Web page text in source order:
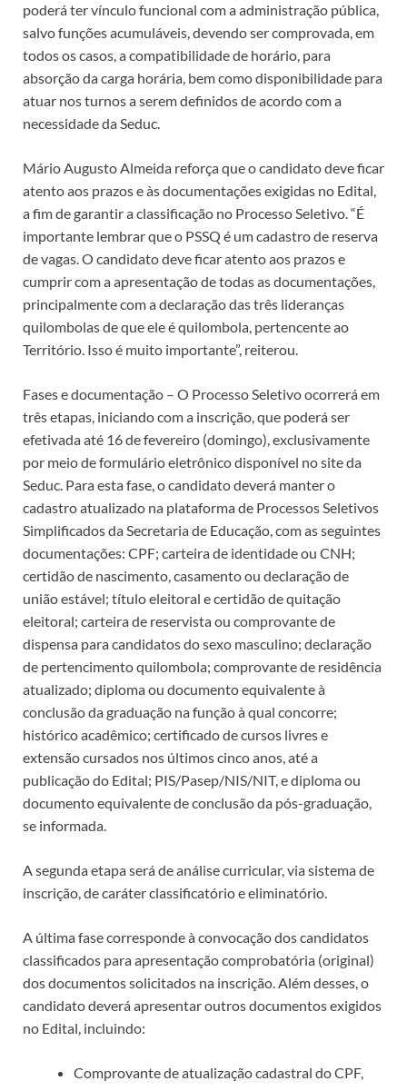
poderá ter vínculo funcional com a administração pública,
salvo funções acumuláveis, devendo ser comprovada, em
todos os casos, a compatibilidade de horário, para
absorção da carga horária, bem como disponibilidade para
atuar nos turnos a serem definidos de acordo com a
necessidade da Seduc.
Mário Augusto Almeida reforça que o candidato deve ficar
atento aos prazos e às documentações exigidas no Edital,
a fim de garantir a classificação no Processo Seletivo. “É
importante lembrar que o PSSQ é um cadastro de reserva
de vagas. O candidato deve ficar atento aos prazos e
cumprir com a apresentação de todas as documentações,
principalmente com a declaração das três lideranças
quilombolas de que ele é quilombola, pertencente ao
Território. Isso é muito importante”, reiterou.
Fases e documentação – O Processo Seletivo ocorrerá em
três etapas, iniciando com a inscrição, que poderá ser
efetivada até 16 de fevereiro (domingo), exclusivamente
por meio de formulário eletrônico disponível no site da
Seduc. Para esta fase, o candidato deverá manter o
cadastro atualizado na plataforma de Processos Seletivos
Simplificados da Secretaria de Educação, com as seguintes
documentações: CPF; carteira de identidade ou CNH;
certidão de nascimento, casamento ou declaração de
união estável; título eleitoral e certidão de quitação
eleitoral; carteira de reservista ou comprovante de
dispensa para candidatos do sexo masculino; declaração
de pertencimento quilombola; comprovante de residência
atualizado; diploma ou documento equivalente à
conclusão da graduação na função à qual concorre;
histórico acadêmico; certificado de cursos livres e
extensão cursados nos últimos cinco anos, até a
publicação do Edital; PIS/Pasep/NIS/NIT, e diploma ou
documento equivalente de conclusão da pós-graduação,
se informada.
A segunda etapa será de análise curricular, via sistema de
inscrição, de caráter classificatório e eliminatório.
A última fase corresponde à convocação dos candidatos
classificados para apresentação comprobatória (original)
dos documentos solicitados na inscrição. Além desses, o
candidato deverá apresentar outros documentos exigidos
no Edital, incluindo:
Comprovante de atualização cadastral do CPF,